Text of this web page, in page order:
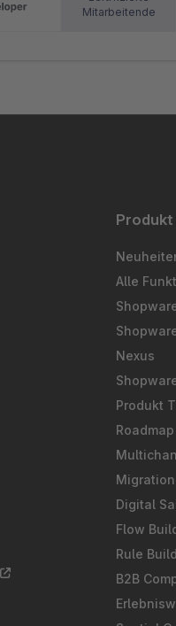
Mitarbeitende
Produkt
Alle
Nexus
Produkt
Roadmap
Migration
Digital
Flow
Rule
B2B